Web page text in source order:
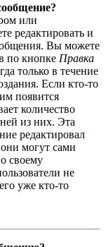
или
редактировать и
Вы можете
по кнопке Правка
только в течение
Если кто-то
появится
количество
из них. Эта
редактировал
могут сами
своему
не
уже кто-то